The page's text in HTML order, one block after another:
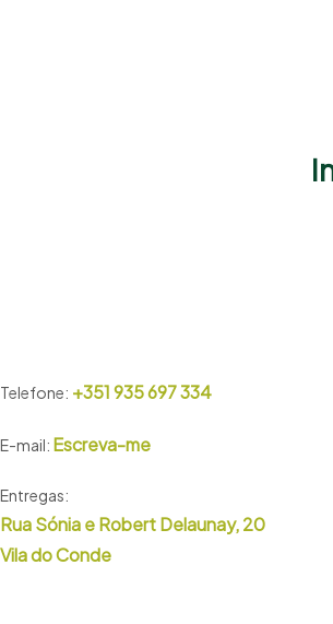
Telefone: +351 935 697 334
E-mail: Escreva-me
Entregas:
Rua Sónia e Robert Delaunay, 20
Vila do Conde